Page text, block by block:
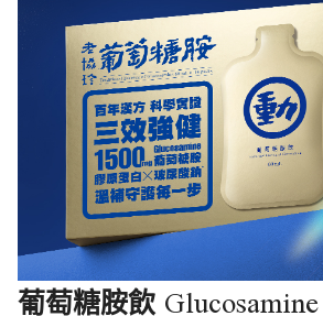
葡萄糖胺飲